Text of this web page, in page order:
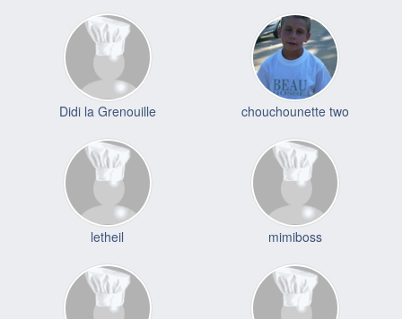
Didi la Grenouille chouchounette two
letheil mimiboss